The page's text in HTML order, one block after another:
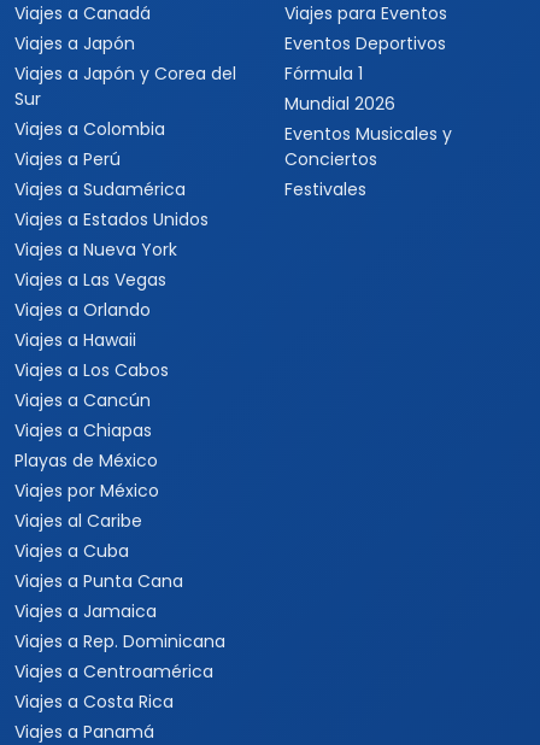
Viajes a Canadá
Viajes a Japón
Viajes a Japón y Corea del
Sur
Viajes a Colombia
Viajes a Perú
Viajes a Sudamérica
Viajes a Estados Unidos
Viajes a Nueva York
Viajes a Las Vegas
Viajes a Orlando
Viajes a Hawaii
Viajes a Los Cabos
Viajes a Cancún
Viajes a Chiapas
Playas de México
Viajes por México
Viajes al Caribe
Viajes a Cuba
Viajes a Punta Cana
Viajes a Jamaica
Viajes a Rep. Dominicana
Viajes a Centroamérica
Viajes a Costa Rica
Viajes a Panamá
Viajes para Eventos
Eventos Deportivos
Fórmula 1
Mundial 2026
Eventos Musicales y
Conciertos
Festivales